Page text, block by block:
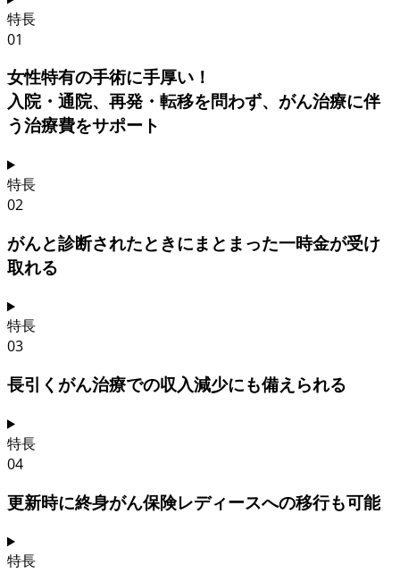
特長
01
女性特有の手術に手厚い！
入院・通院、再発・転移を問わず、がん治療に伴
う治療費をサポート
特長
02
がんと診断されたときにまとまった一時金が受け
取れる
特長
03
長引くがん治療での収入減少にも備えられる
特長
04
更新時に終身がん保険レディースへの移行も可能
特長